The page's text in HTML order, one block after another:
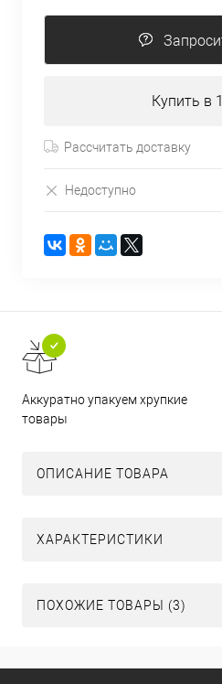
Купить в
Рассчитать доставку
Недоступно
Аккуратно упакуем хрупкие
товары
ОПИСАНИЕ ТОВАРА
ХАРАКТЕРИСТИКИ
ПОХОЖИЕ ТОВАРЫ (3)